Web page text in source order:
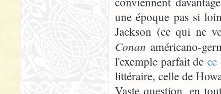
une époque pas si
Jackson (ce qui ne
Conan américano-
l'exemple parfait de
littéraire, celle de
Vaste question, en